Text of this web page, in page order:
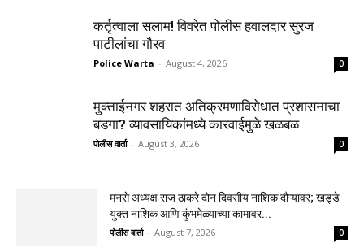
कर्तृत्वाला सलाम! विवरेत पोलीस हवालदार सुरज
पाटीलांचा गौरव
Police Warta - August 4, 2026 0
मुक्ताईनगर शहरात अतिक्रमणाविरोधात प्रशासनाचा
बडगा? व्यावसायिकांमध्ये कारवाईमुळे खळबळ
पोलीस वार्ता - August 3, 2026 0
मनसे अध्यक्ष राज ठाकरे दोन दिवसीय नाशिक दौऱ्यावर; खड्डे
युक्त नाशिक आणि कुंभमेळ्याच्या कामावर...
पोलीस वार्ता - August 7, 2026 0